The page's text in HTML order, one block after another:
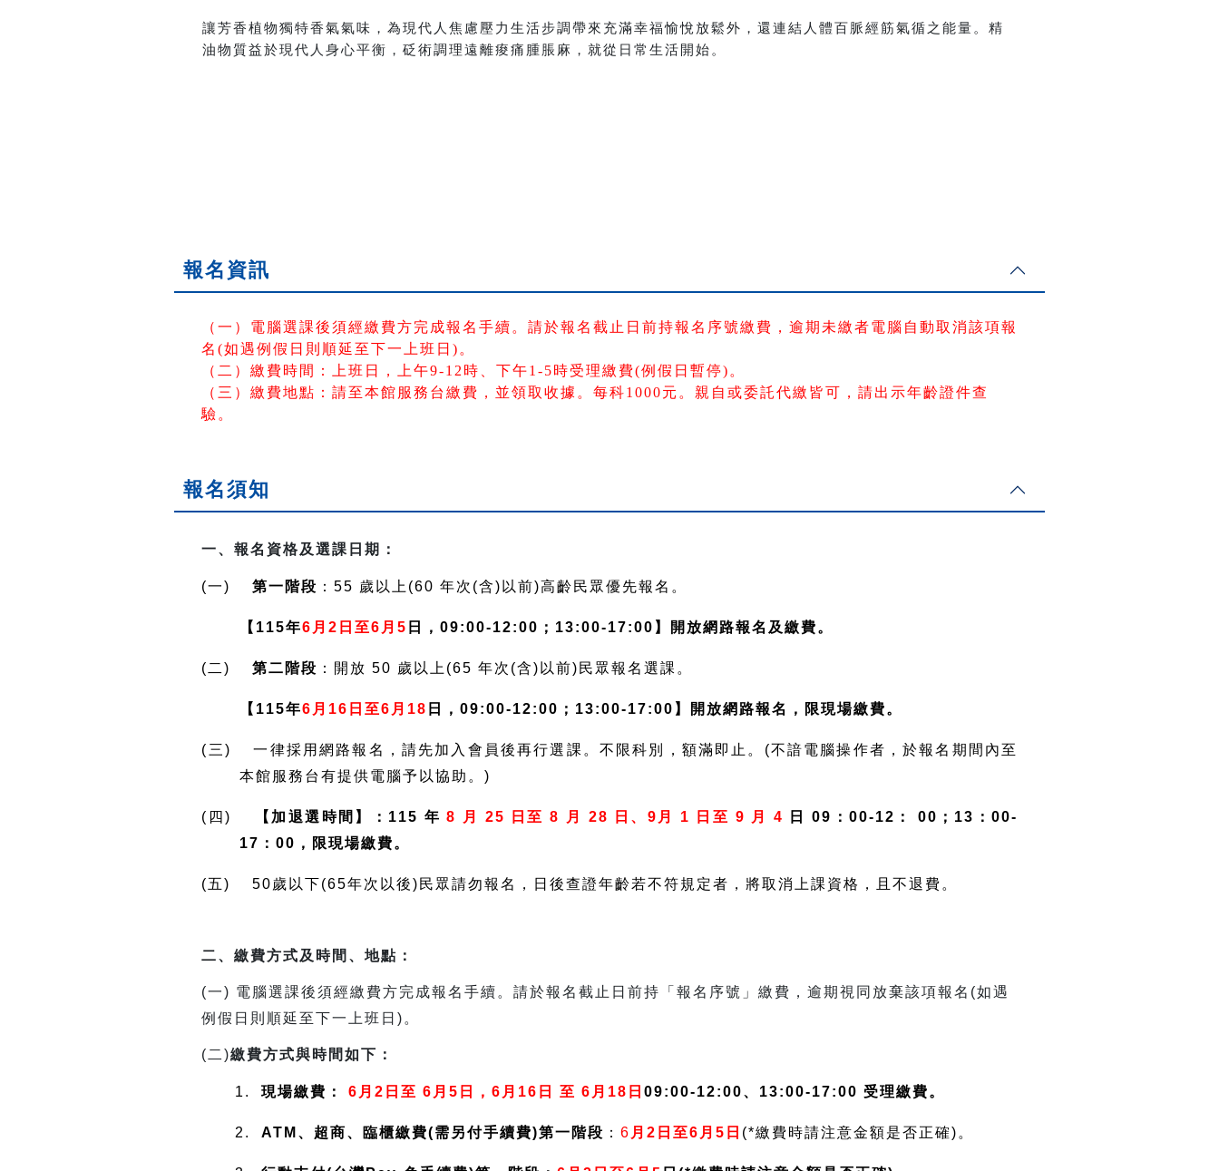
讓芳香植物獨特香氣氣味，為現代人焦慮壓力生活步調帶來充滿幸福愉悅放鬆外，還連結人體百脈經筋氣循之能量。精
油物質益於現代人身心平衡，砭術調理遠離痠痛腫脹麻，就從日常生活開始。
報名資訊
（一）電腦選課後須經繳費方完成報名手續。請於報名截止日前持報名序號繳費，逾期未繳者電腦自動取消該項報
名(如遇例假日則順延至下一上班日)。
（二）繳費時間：上班日，上午9-12時、下午1-5時受理繳費(例假日暫停)。
（三）繳費地點：請至本館服務台繳費，並領取收據。每科1000元。親自或委託代繳皆可，請出示年齡證件查
驗。
報名須知
一、報名資格及選課日期：
(一) 第一階段 ：55 歲以上(60 年次(含)以前)高齡民眾優先報名。
【115年6月2日至6月5 日，09:00-12:00；13:00-17:00】開放網路報名及繳費。
(二)第二階段 ：開放 50 歲以上(65 年次(含)以前)民眾報名選課。
【115年6月16日至6月18 日，09:00-12:00；13:00-17:00】開放網路報名，限現場繳費。
(三) 一律採用網路報名，請先加入會員後再行選課。不限科別，額滿即止。(不諳電腦操作者，於報名期間內至
本館服務台有提供電腦予以協助。)
(四) 【加退選時間】：115 年 8 月 25 日至 8 月 28 日、9月 1 日至 9 月 4
日 09：00-12： 00；13：00-
17：00，限現場繳費。
(五) 50歲以下(65年次以後)民眾請勿報名，日後查證年齡若不符規定者，將取消上課資格，且不退費。
二、繳費方式及時間、地點：
(一) 電腦選課後須經繳費方完成報名手續。請於報名截止日前持「報名序號」繳費，逾期視同放棄該項報名(如遇
例假日則順延至下一上班日)。
( 二)繳費方式與時間如下：
1.現場繳費：6月2日至 6月5日，6月16日 至 6月18日09:00-12:00、13:00-17:00 受理繳費。
2.ATM、超商、臨櫃繳費(需另付手續費)第一階段 ：6 月2日至6月5日 (*繳費時請注意金額是否正確)。